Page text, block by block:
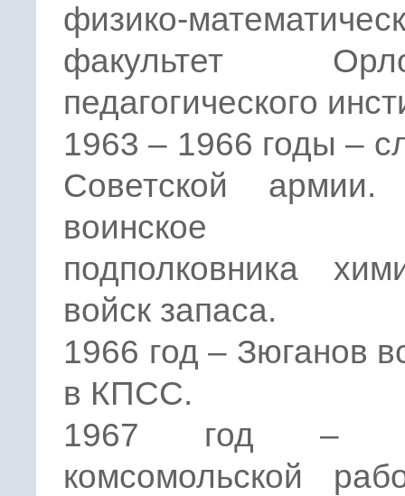
физико-
факультет
педагогического
1963 – 1966 годы –
Советской армии.
воинское
подполковника
войск запаса.
1966 год – Зюганов
в КПСС.
1967 год –
комсомольской